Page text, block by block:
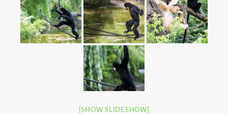
[SHOW SLIDESHOW]